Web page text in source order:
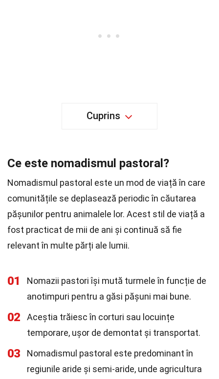
Cuprins
Ce este nomadismul pastoral?
Nomadismul pastoral este un mod de viață în care
comunitățile se deplasează periodic în căutarea
pășunilor pentru animalele lor. Acest stil de viață a
fost practicat de mii de ani și continuă să fie
relevant în multe părți ale lumii.
01
Nomazii pastori își mută turmele în funcție de
anotimpuri pentru a găsi pășuni mai bune.
02
Aceștia trăiesc în corturi sau locuințe
temporare, ușor de demontat și transportat.
03
Nomadismul pastoral este predominant în
regiunile aride și semi-aride, unde agricultura